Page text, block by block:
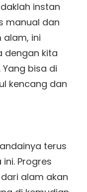
instan
manual dan
ini
dengan kita
bisa di
kencang dan
terus
Progres
alam akan